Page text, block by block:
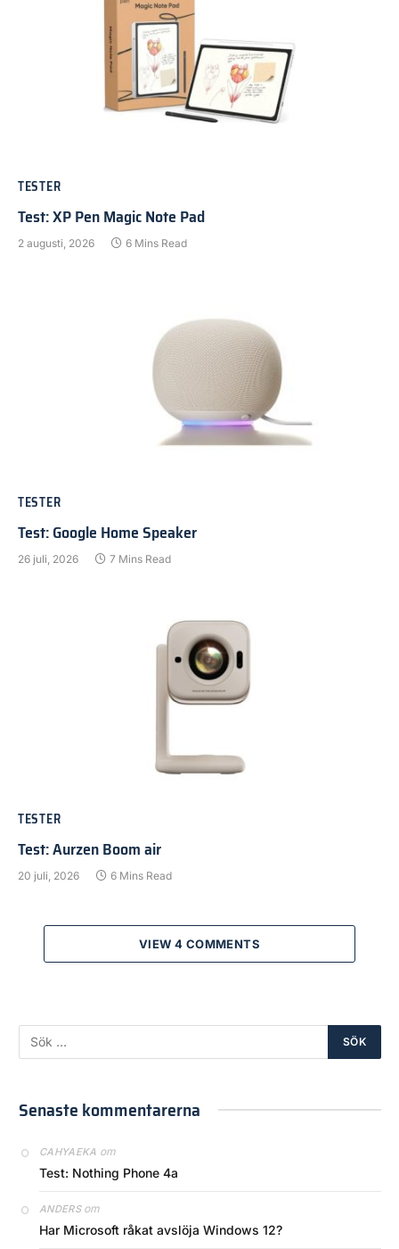
TESTER
Test: XP Pen Magic Note Pad
2 augusti, 2026 6 Mins Read
TESTER
Test: Google Home Speaker
26 juli, 2026 7 Mins Read
TESTER
Test: Aurzen Boom air
20 juli, 2026 6 Mins Read
VIEW 4 COMMENTS
Senaste kommentarerna
CAHYAEKA om
Test: Nothing Phone 4a
ANDERSom
Har Microsoft råkat avslöja Windows 12?